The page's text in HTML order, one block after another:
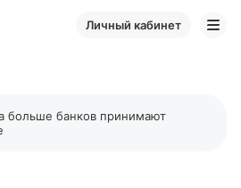
Личный кабинет
больше банков принимают